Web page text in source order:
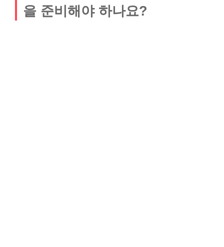
을 준비해야 하나요?